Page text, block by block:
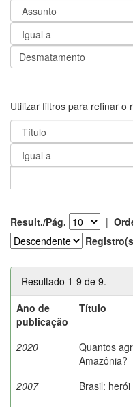
Utilizar filtros para refinar o
Result./Pág. |
Resultado 1-9 de 9.
Ano de
publicação
Título
2020
Quantos
Amazônia?
2007
Brasil: